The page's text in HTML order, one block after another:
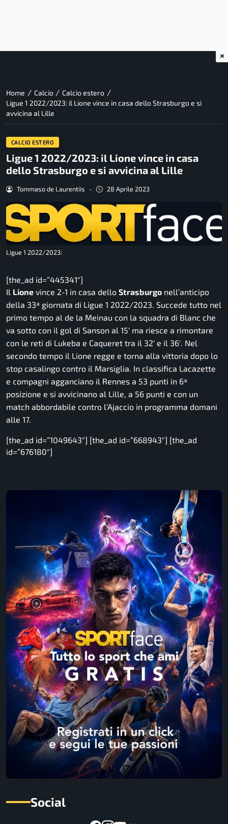
Home / Calcio / Calcio estero /
Ligue 1 2022/2023: il Lione vince in casa dello Strasburgo e si
avvicina al Lille
CALCIO ESTERO
Ligue 1 2022/2023: il Lione vince in casa
dello Strasburgo e si avvicina al Lille
Tommaso de Laurentiis - 28 Aprile 2023
Ligue 1 2022/2023:
[the_ad id=”445341″]
Il Lione vince 2-1 in casa dello Strasburgo nell’anticipo
della 33ª giornata di Ligue 1 2022/2023. Succede tutto nel
primo tempo al de la Meinau con la squadra di Blanc che
va sotto con il gol di Sanson al 15′ ma riesce a rimontare
con le reti di Lukeba e Caqueret tra il 32′ e il 36′. Nel
secondo tempo il Lione regge e torna alla vittoria dopo lo
stop casalingo contro il Marsiglia. In classifica Lacazette
e compagni agganciano il Rennes a 53 punti in 6ª
posizione e si avvicinano al Lille, a 56 punti e con un
match abbordabile contro l’Ajaccio in programma domani
alle 17.
[the_ad id=”1049643″] [the_ad id=”668943″] [the_ad
id=”676180″]
Social
×